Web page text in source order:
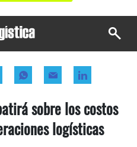
sobre los costos
logísticas